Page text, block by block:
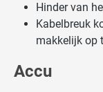
Hinder van
Kabelbreuk
makkelijk op
Accu